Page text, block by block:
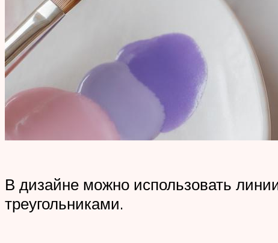
В дизайне можно использовать
треугольниками.